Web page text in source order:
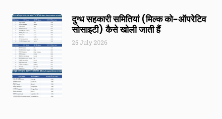
दुग्ध सहकारी समितियां (मिल्क को-ऑपरेटिव
सोसाइटी) कैसे खोली जाती हैं
25 July 2026